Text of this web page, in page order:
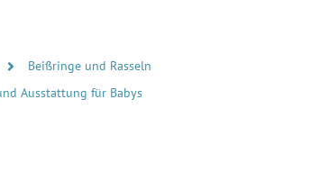
Beißringe und Rasseln
Ausstattung für Babys